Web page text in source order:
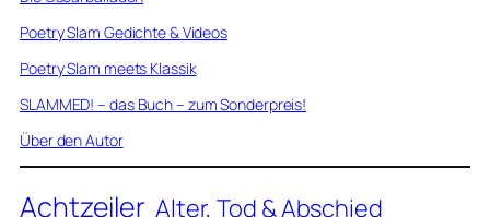
Poetry Slam Gedichte & Videos
Poetry Slam meets Klassik
SLAMMED! – das Buch – zum Sonderpreis!
Über den Autor
Achtzeiler Alter, Tod & Abschied